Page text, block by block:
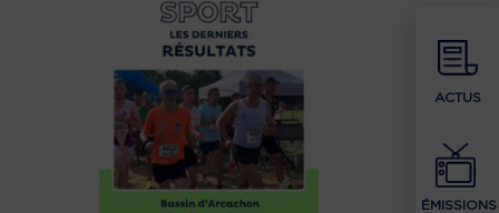
ACTUS
ÉMISSIONS